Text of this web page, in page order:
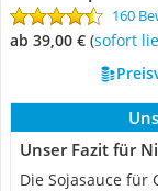
160
ab 39,00 € ( Sofort
Unser Fazit für
Die Sojasauce für